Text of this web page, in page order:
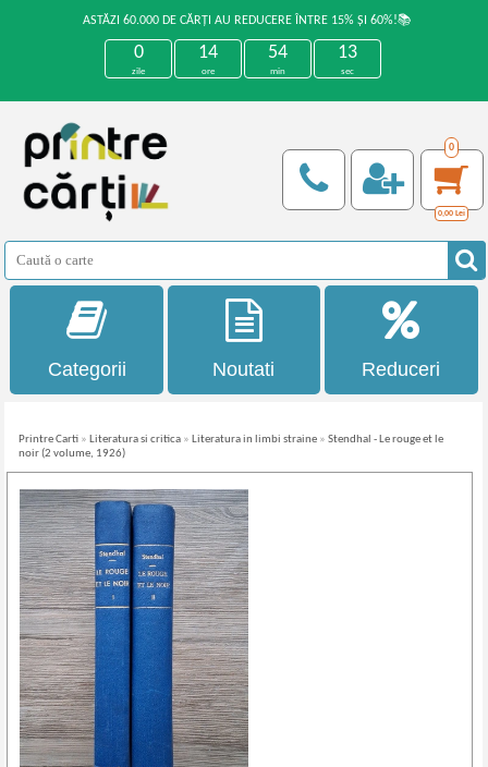
ASTĂZI 60.000 DE CĂRȚI AU REDUCERE ÎNTRE 15% ȘI 60%!📚
0
zile
14
ore
54
min
13
sec
0
0,00 Lei
Categorii Noutati Reduceri
Printre Carti » Literatura si critica » Literatura in limbi straine »Stendhal - Le rouge et le
noir (2 volume, 1926)